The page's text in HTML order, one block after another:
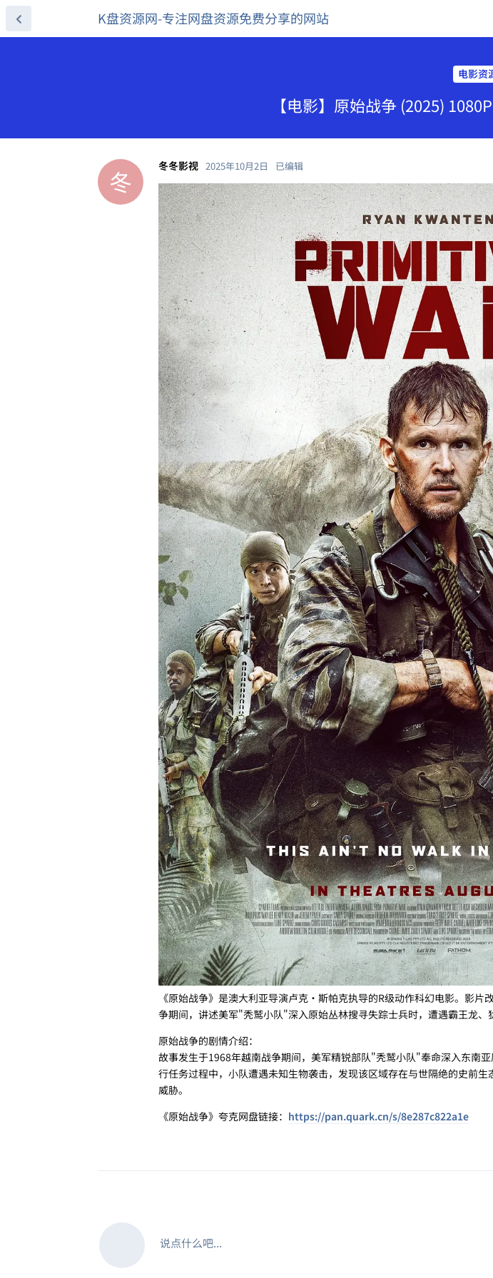
K盘资源网-专注网盘资源免费分享的网站
电影资
【电影】原始战争 (2025)
冬 冬冬影视 2025年10月2日 已编辑
《原始战争》是澳大利亚导演卢克·斯帕克执导的R级动作科幻电影。影片
争期间，讲述美军"秃鹫小队"深入原始丛林搜寻失踪士兵时，遭遇霸王龙、
原始战争的剧情介绍：
故事发生于1968年越南战争期间，美军精锐部队"秃鹫小队"奉命深入东南
行任务过程中，小队遭遇未知生物袭击，发现该区域存在与世隔绝的史前
威胁。
《原始战争》夸克网盘链接： https://pan.quark.cn/s/8e287c822a1e
说点什么吧...